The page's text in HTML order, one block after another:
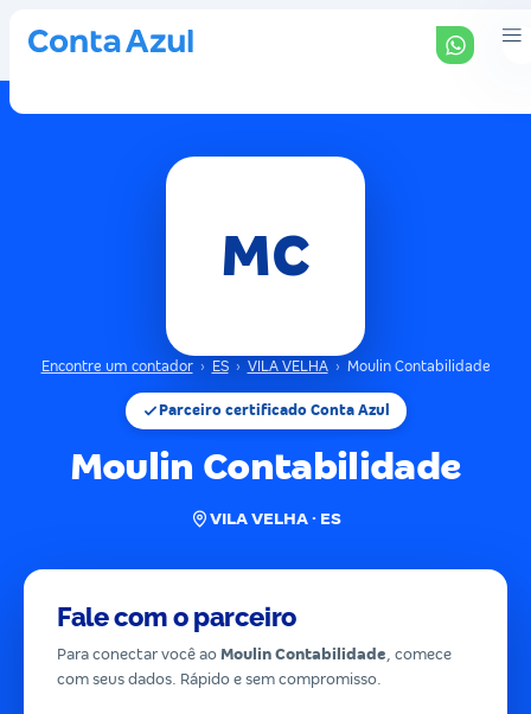
MC
Encontre um contador › ES › VILA VELHA › Moulin Contabilidade
Parceiro certificado Conta Azul
Moulin Contabilidade
VILA VELHA · ES
Fale com o parceiro
Para conectar você ao Moulin Contabilidade, comece
com seus dados. Rápido e sem compromisso.